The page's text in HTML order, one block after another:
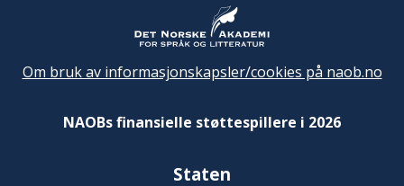
Om bruk av informasjonskapsler/cookies på naob.no
NAOBs finansielle støttespillere i 2026
Staten